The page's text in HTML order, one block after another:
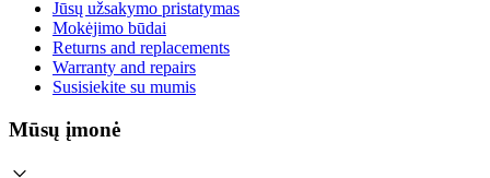
Jūsų užsakymo pristatymas
Mokėjimo būdai
Returns and replacements
Warranty and repairs
Susisiekite su mumis
Mūsų įmonė